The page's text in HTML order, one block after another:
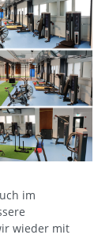
im
wieder mit